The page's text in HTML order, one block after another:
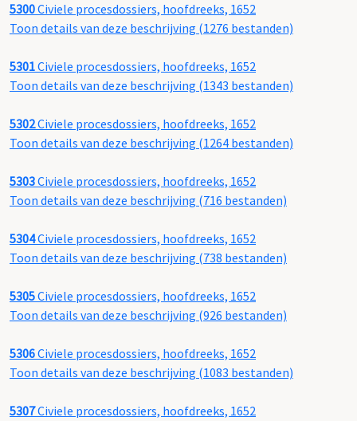
5300Civiele procesdossiers, hoofdreeks, 1652
Toon details van deze beschrijving (1276 bestanden)
5301Civiele procesdossiers, hoofdreeks, 1652
Toon details van deze beschrijving (1343 bestanden)
5302Civiele procesdossiers, hoofdreeks, 1652
Toon details van deze beschrijving (1264 bestanden)
5303Civiele procesdossiers, hoofdreeks, 1652
Toon details van deze beschrijving (716 bestanden)
5304Civiele procesdossiers, hoofdreeks, 1652
Toon details van deze beschrijving (738 bestanden)
5305Civiele procesdossiers, hoofdreeks, 1652
Toon details van deze beschrijving (926 bestanden)
5306Civiele procesdossiers, hoofdreeks, 1652
Toon details van deze beschrijving (1083 bestanden)
5307Civiele procesdossiers, hoofdreeks, 1652